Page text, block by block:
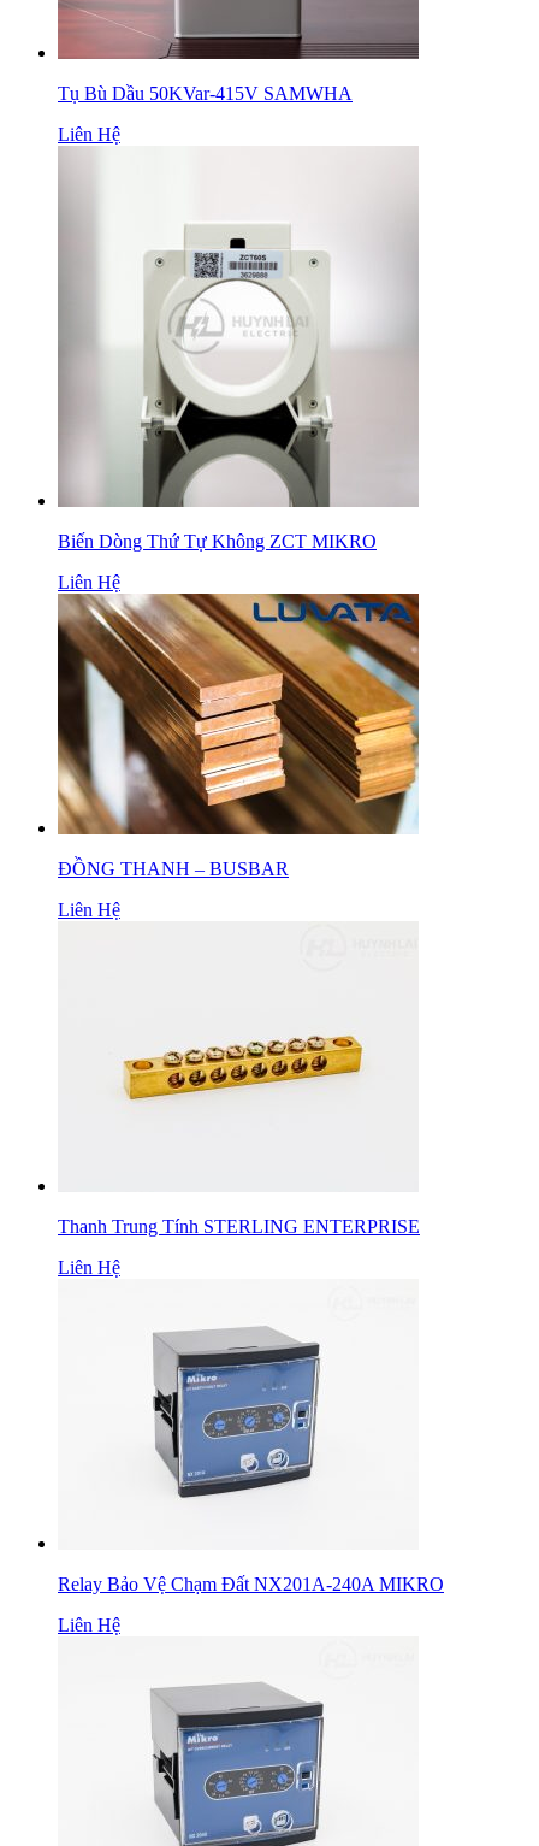
Tụ Bù Dầu 50KVar-415V SAMWHA
Liên Hệ
Biến Dòng Thứ Tự Không ZCT MIKRO
Liên Hệ
ĐỒNG THANH – BUSBAR
Liên Hệ
Thanh Trung Tính STERLING ENTERPRISE
Liên Hệ
Relay Bảo Vệ Chạm Đất NX201A-240A MIKRO
Liên Hệ